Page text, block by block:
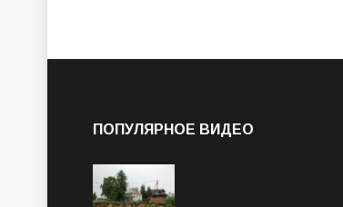
ПОПУЛЯРНОЕ ВИДЕО